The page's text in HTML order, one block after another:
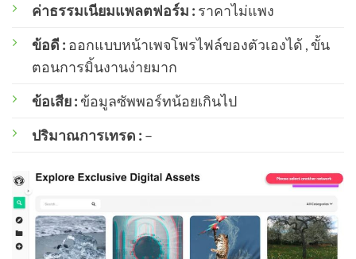
ค่าธรรมเนียมแพลตฟอร์ม : ราคาไม่แพง
ข้อดี : ออกแบบหน้าเพจโพรไฟล์ของตัวเองได้ , ขั้น
ตอนการมิ้นงานง่ายมาก
ข้อเสีย : ข้อมูลซัพพอร์ทน้อยเกินไป
ปริมาณการเทรด : –